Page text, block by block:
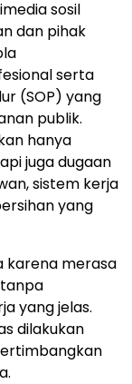
sosil
dan pihak
serta
(SOP) yang
publik.
hanya
juga dugaan
sistem kerja
yang
karena merasa
yang jelas.
dilakukan